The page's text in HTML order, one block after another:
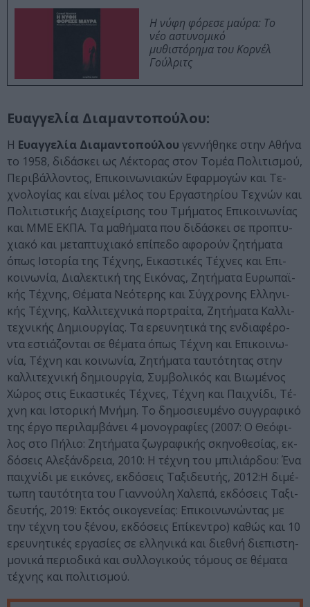
Η νύφη φόρεσε μαύρα: Το
νέο αστυνομικό
μυθιστόρημα του Κορνέλ
Γούλριτς
Ευαγ­γε­λία Δι­α­μα­ντο­πού­λου:
Η Ευαγ­γε­λία Δι­α­μα­ντο­πού­λου γεν­νή­θη­κε στην Αθή­να
το 1958, δι­δά­σκει ως Λέ­κτο­ρας στον Το­μέα Πο­λι­τι­σμού,
Πε­ρι­βάλ­λο­ντος, Επι­κοι­νω­νι­α­κών Εφαρ­μο­γών και Τε­
χνο­λο­γί­ας και είναι μέ­λος του Ερ­γα­στη­ρίου Τε­χνών και
Πο­λι­τι­στι­κής Δι­α­χεί­ρι­σης του Τμή­μα­τος Επι­κοι­νω­νί­ας
και ΜΜΕ ΕΚ­ΠΑ. Τα μα­θή­μα­τα που δι­δά­σκει σε προ­πτυ­
χι­α­κό και με­τα­πτυ­χι­α­κό επί­πε­δο αφο­ρούν ζη­τή­μα­τα
όπως Ιστο­ρία της Τέ­χνης, Εικα­στι­κές Τέ­χνες και Επι­
κοι­νω­νία, Δι­α­λε­κτι­κή της Εικό­νας, Ζη­τή­μα­τα Ευρω­πα­ϊ­
κής Τέ­χνης, Θέ­μα­τα Νε­ό­τε­ρης και Σύγ­χρο­νης Ελ­λη­νι­
κής Τέ­χνης, Καλ­λι­τε­χνι­κά πορ­τραί­τα, Ζη­τή­μα­τα Καλ­λι­
τε­χνι­κής Δη­μι­ουρ­γί­ας. Τα ερευ­νη­τι­κά της εν­δι­α­φέ­ρο­
ντα εστι­ά­ζο­νται σε θέ­μα­τα όπως Τέ­χνη και Επι­κοι­νω­
νία, Τέ­χνη και κοι­νω­νία, Ζη­τή­μα­τα ταυ­τό­τη­τας στην
καλ­λι­τε­χνι­κή δη­μι­ουρ­γία, Συμ­βο­λι­κός και Βι­ω­μέ­νος
Χώ­ρος στις Εικα­στι­κές Τέ­χνες, Τέ­χνη και Παι­χνί­δι, Τέ­
χνη και Ιστο­ρι­κή Μνή­μη. Το δη­μο­σι­ευ­μέ­νο συγ­γρα­φι­κό
της έρ­γο πε­ρι­λαμ­βά­νει 4 μο­νο­γρα­φί­ες (2007: Ο Θε­ό­φι­
λος στο Πή­λιο: Ζη­τή­μα­τα ζω­γρα­φι­κής σκη­νο­θε­σί­ας, εκ­
δό­σεις Αλε­ξάν­δρεια, 2010: Η τέ­χνη του μπι­λι­άρ­δου: Ένα
παι­χνί­δι με εικό­νες, εκ­δό­σεις Τα­ξι­δευ­τής, 2012:Η δι­μέ­
τω­πη ταυ­τό­τη­τα του Γι­αν­νού­λη Χα­λε­πά, εκ­δό­σεις Τα­ξι­
δευ­τής, 2019: Εκτός οικο­γε­νεί­ας: Επι­κοι­νω­νώ­ντας με
την τέ­χνη του ξέ­νου, εκ­δό­σεις Επί­κε­ντρο) κα­θώς και 10
ερευ­νη­τι­κές ερ­γα­σί­ες σε ελ­λη­νι­κά και δι­ε­θνή δι­ε­πι­στη­
μο­νι­κά πε­ρι­ο­δι­κά και συλ­λο­γι­κούς τό­μους σε θέ­μα­τα
τέ­χνης και πο­λι­τι­σμού.